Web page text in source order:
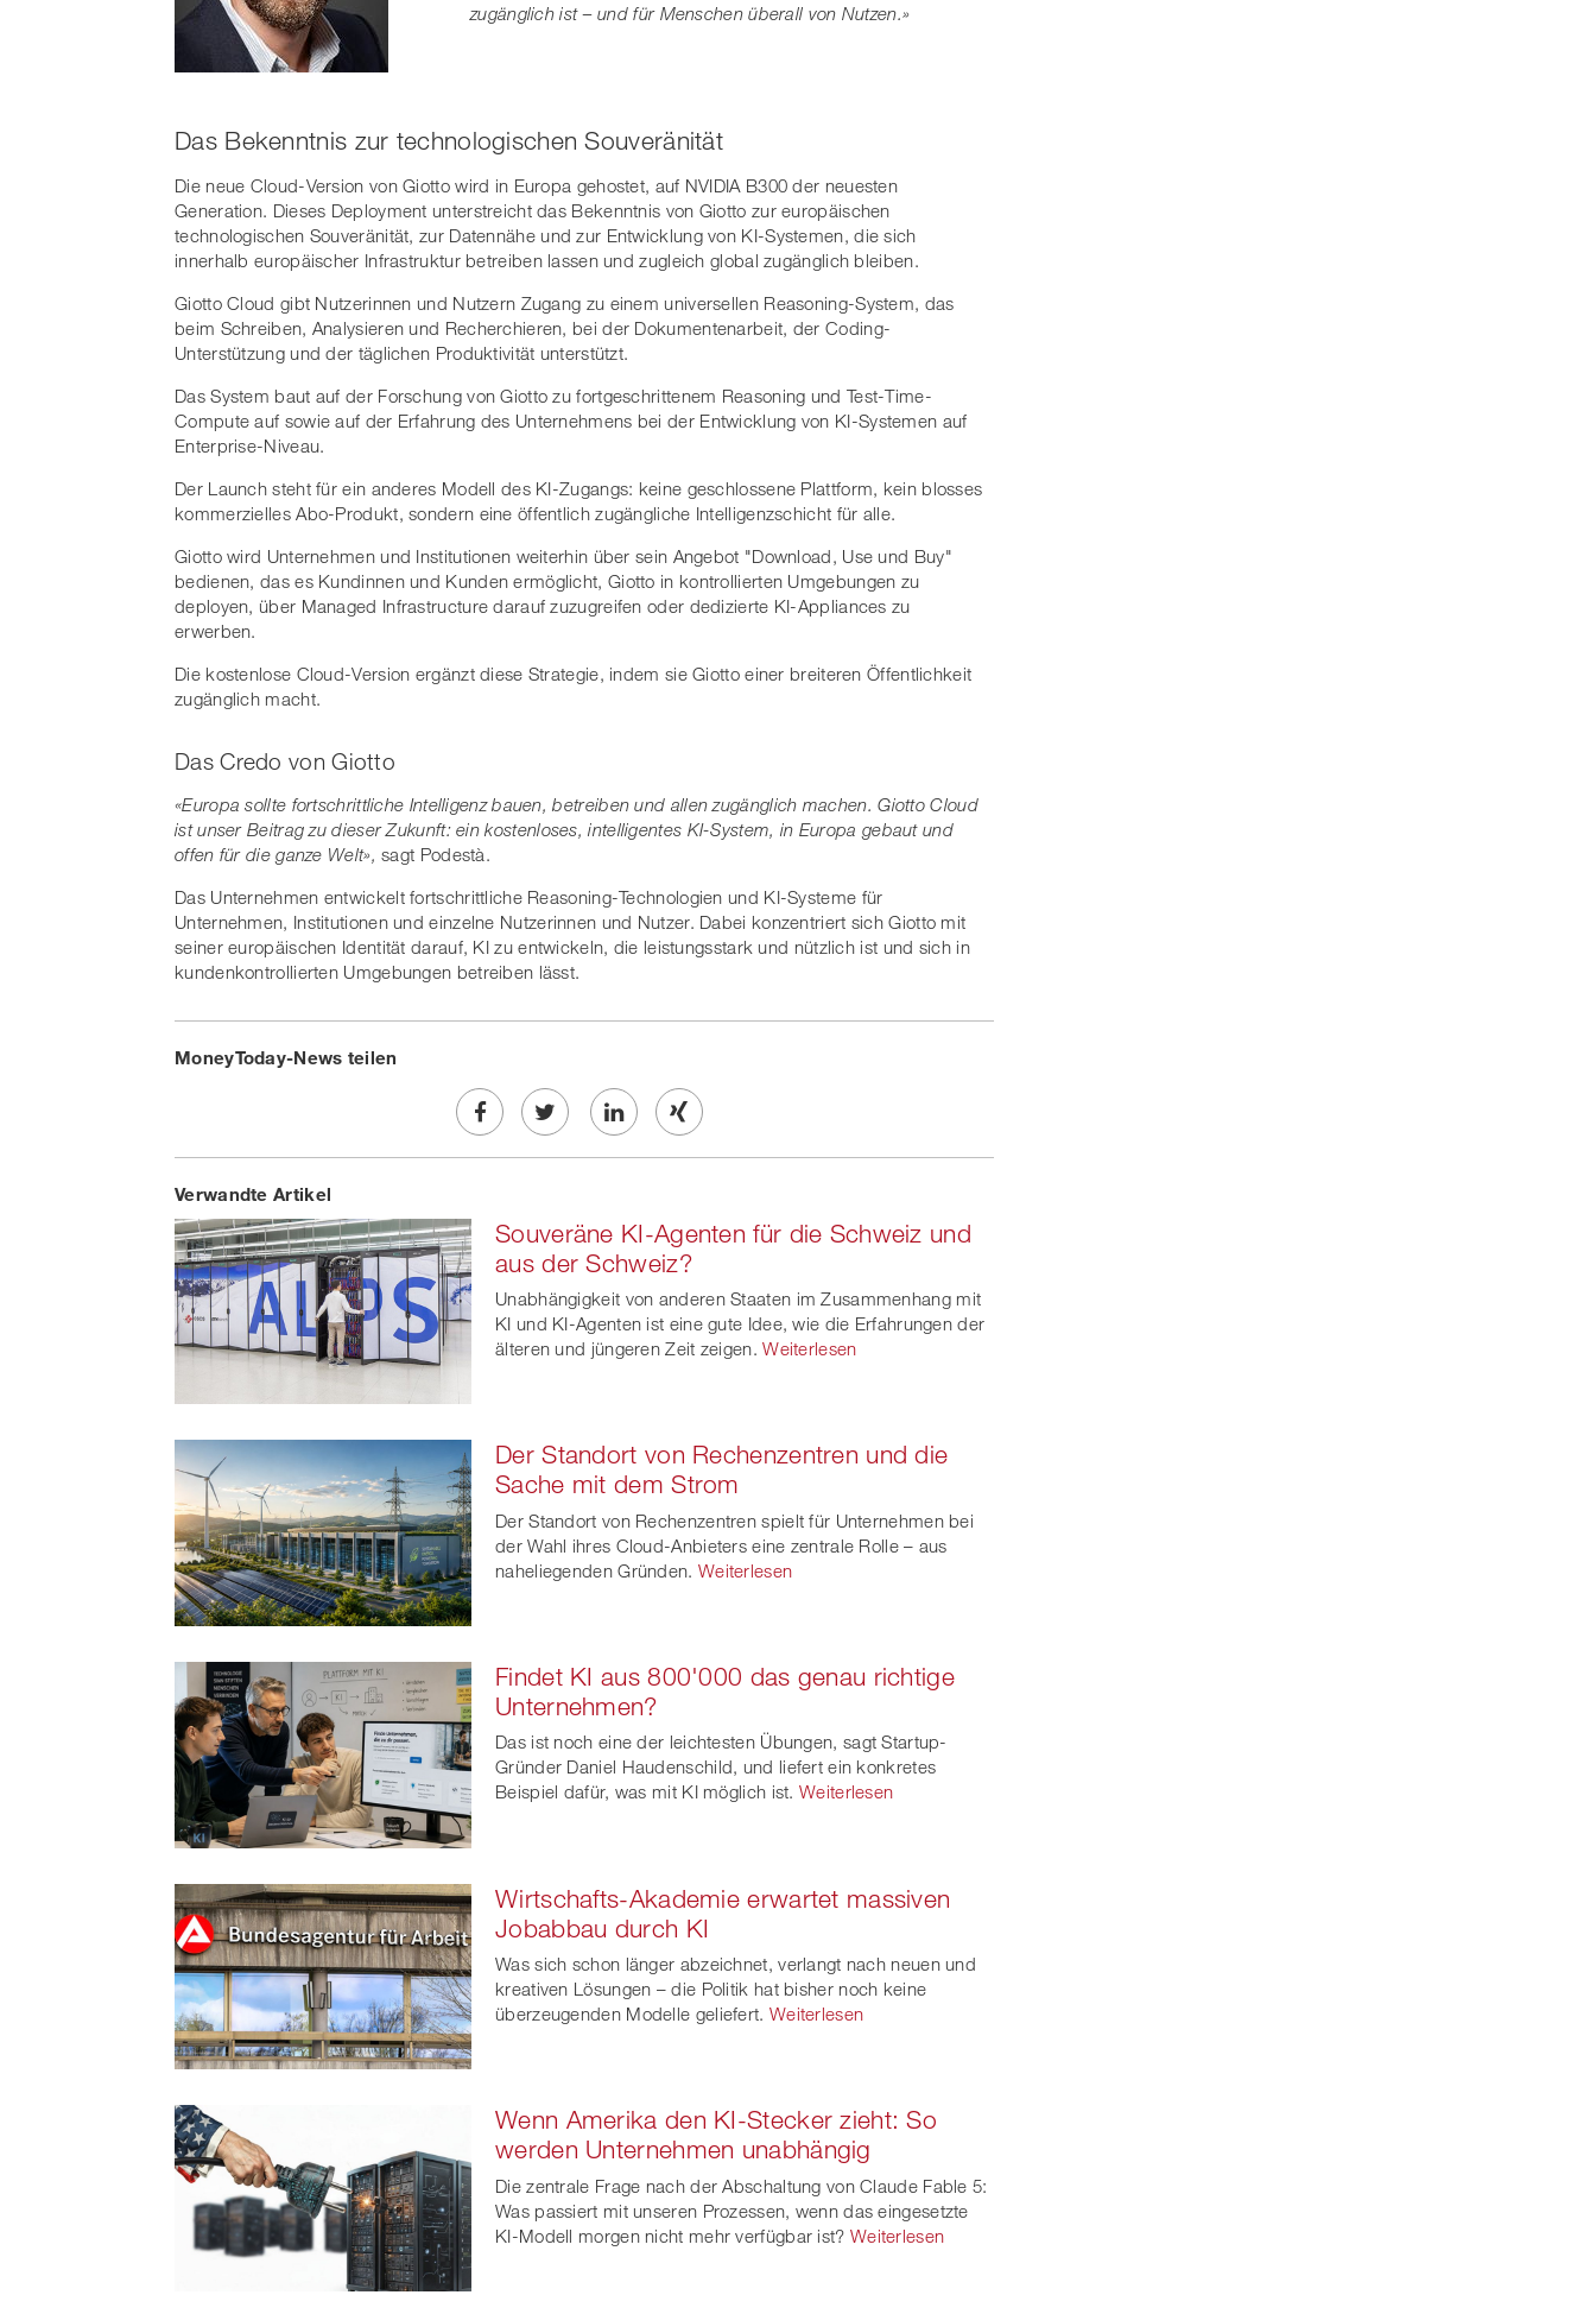
zugänglich ist – und für Menschen überall von Nutzen.»
Das Bekenntnis zur technologischen Souveränität
Die neue Cloud-Version von Giotto wird in Europa gehostet, auf NVIDIA B300 der neuesten
Generation. Dieses Deployment unterstreicht das Bekenntnis von Giotto zur europäischen
technologischen Souveränität, zur Datennähe und zur Entwicklung von KI-Systemen, die sich
innerhalb europäischer Infrastruktur betreiben lassen und zugleich global zugänglich bleiben.
Giotto Cloud gibt Nutzerinnen und Nutzern Zugang zu einem universellen Reasoning-System, das
beim Schreiben, Analysieren und Recherchieren, bei der Dokumentenarbeit, der Coding-
Unterstützung und der täglichen Produktivität unterstützt.
Das System baut auf der Forschung von Giotto zu fortgeschrittenem Reasoning und Test-Time-
Compute auf sowie auf der Erfahrung des Unternehmens bei der Entwicklung von KI-Systemen auf
Enterprise-Niveau.
Der Launch steht für ein anderes Modell des KI-Zugangs: keine geschlossene Plattform, kein blosses
kommerzielles Abo-Produkt, sondern eine öffentlich zugängliche Intelligenzschicht für alle.
Giotto wird Unternehmen und Institutionen weiterhin über sein Angebot "Download, Use und Buy"
bedienen, das es Kundinnen und Kunden ermöglicht, Giotto in kontrollierten Umgebungen zu
deployen, über Managed Infrastructure darauf zuzugreifen oder dedizierte KI-Appliances zu
erwerben.
Die kostenlose Cloud-Version ergänzt diese Strategie, indem sie Giotto einer breiteren Öffentlichkeit
zugänglich macht.
Das Credo von Giotto
«Europa sollte fortschrittliche Intelligenz bauen, betreiben und allen zugänglich machen. Giotto Cloud
ist unser Beitrag zu dieserZukunft: ein kostenloses, intelligentes KI-System, in Europa gebaut und
offen fürdie ganze Welt»,sagt Podestà.
Das Unternehmen entwickelt fortschrittliche Reasoning-Technologien und KI-Systeme für
Unternehmen, Institutionen und einzelne Nutzerinnen und Nutzer. Dabei konzentriert sich Giotto mit
seiner europäischen Identität darauf, KI zu entwickeln, die leistungsstark und nützlich ist und sich in
kundenkontrollierten Umgebungen betreiben lässt.
MoneyToday-News teilen
Share
Facebook
Twe
on
twitt
er
Share
linkedin
Share
Xing
Verwandte Artikel
Souveräne KI-Agenten für die Schweiz und
aus der Schweiz?
Unabhängigkeit von anderen Staaten im Zusammenhang mit
KI und KI-Agenten ist eine gute Idee, wie die Erfahrungen der
älteren und jüngeren Zeit zeigen. Weiterlesen
Der Standort von Rechenzentren und die
Sache mit dem Strom
Der Standort von Rechenzentren spielt für Unternehmen bei
der Wahl ihres Cloud-Anbieters eine zentrale Rolle – aus
naheliegenden Gründen. Weiterlesen
Findet KI aus 800'000 das genau richtige
Unternehmen?
Das ist noch eine der leichtesten Übungen, sagt Startup-
Gründer Daniel Haudenschild, und liefert ein konkretes
Beispiel dafür, was mit KI möglich ist.Weiterlesen
Wirtschafts-Akademie erwartet massiven
Jobabbau durch KI
Was sich schon länger abzeichnet, verlangt nach neuen und
kreativen Lösungen – die Politik hat bisher noch keine
überzeugenden Modelle geliefert. Weiterlesen
Wenn Amerika den KI-Stecker zieht: So
werden Unternehmen unabhängig
Die zentrale Frage nach der Abschaltung von Claude Fable 5:
Was passiert mit unseren Prozessen, wenn das eingesetzte
KI-Modell morgen nicht mehr verfügbar ist? Weiterlesen